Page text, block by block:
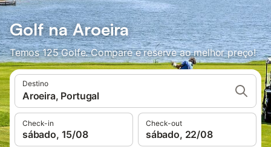
Golf na Aroeira
Temos 125 Golfe. Compare e reserve ao melhor preço!
Destino
Aroeira, Portugal
Check-in
sábado, 15/08
Check-out
sábado, 22/08